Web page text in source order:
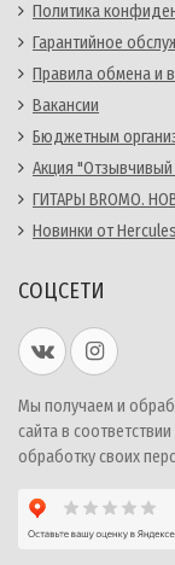
Политика
Гарантийное
Правила обмена и
Вакансии
Бюджетным
Акция "Отзывчивый
ГИТАРЫ BROMO.
Новинки от Hercules
СОЦСЕТИ
Мы получаем и
сайта в соответствии
обработку своих